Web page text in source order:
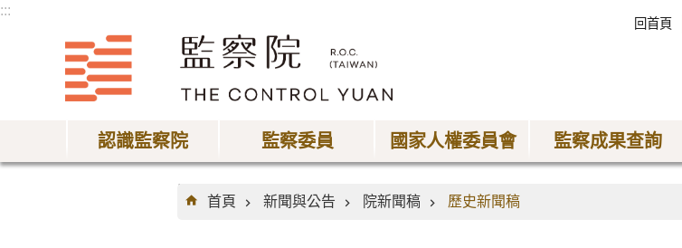
:::
回首頁
認識監察院 監察委員 國家人權委員會 監察成果查詢
:::
首頁
新聞與公告 院新聞稿 歷史新聞稿